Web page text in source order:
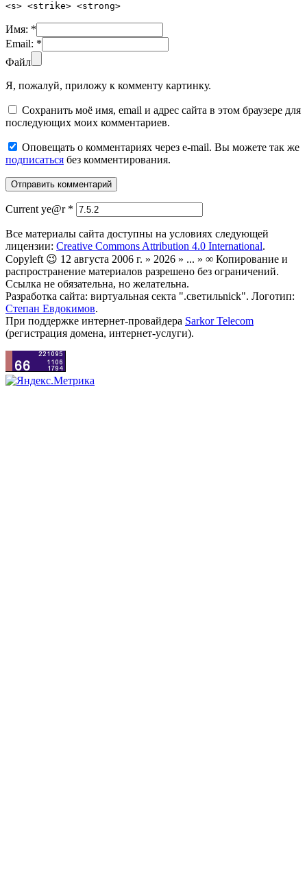
<s> <strike> <strong>
Имя: *
Email: *
Файл
Я, пожалуй, приложу к комменту картинку.
Сохранить моё имя, email и адрес сайта в этом браузере для
последующих моих комментариев.
Оповещать о комментариях через e-mail. Вы можете так же
подписаться без комментирования.
Current ye@r *
Все материалы сайта доступны на условиях следующей
лицензии: Creative Commons Attribution 4.0 International.
Copyleft 😉 12 августа 2006 г. » 2026 » ... » ∞ Копирование и
распространение материалов разрешено без ограничений.
Ссылка не обязательна, но желательна.
Разработка сайта: виртуальная секта ".светильnick". Логотип:
Степан Евдокимов.
При поддержке интернет-провайдера Sarkor Telecom
(регистрация домена, интернет-услуги).